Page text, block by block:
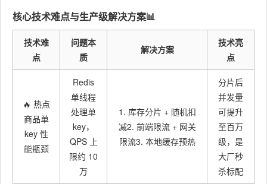
核心技术难点与生产级解决方案📊
技术难
点
问题本
质
解决方案
技术亮
点
🔥 热点
商品单
key 性
能瓶颈
Redis
单线程
处理单
key，
QPS 上
限约 10
万
1. 库存分片 + 随机扣
减2. 前端限流 + 网关
限流3. 本地缓存预热
分片后
并发量
可提升
至百万
级，是
大厂秒
杀标配